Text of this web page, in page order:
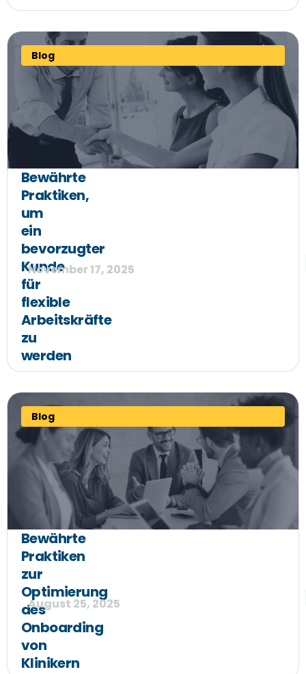
Blog
Bewährte
Praktiken,
um
ein
bevorzugter
Kunde
für
flexible
Arbeitskräfte
zu
werden
November 17, 2025
Blog
Bewährte
Praktiken
zur
Optimierung
des
Onboarding
von
Klinikern
August 25, 2025